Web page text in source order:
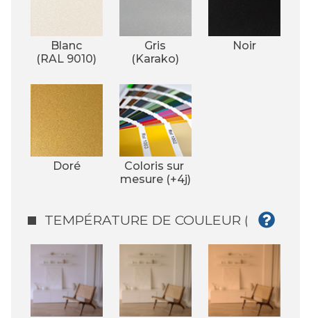
Blanc
(RAL 9010)
Gris
(Karako)
Noir
Doré
Coloris sur
mesure (+4j)
TEMPÉRATURE DE COULEUR (°K)